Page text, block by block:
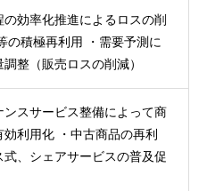
の効率化推進によるロスの削
の積極再利用 ・需要予測に
調整（販売ロスの削減）
ンスサービス整備によって商
利用化 ・中古商品の再利
式、シェアサービスの普及促